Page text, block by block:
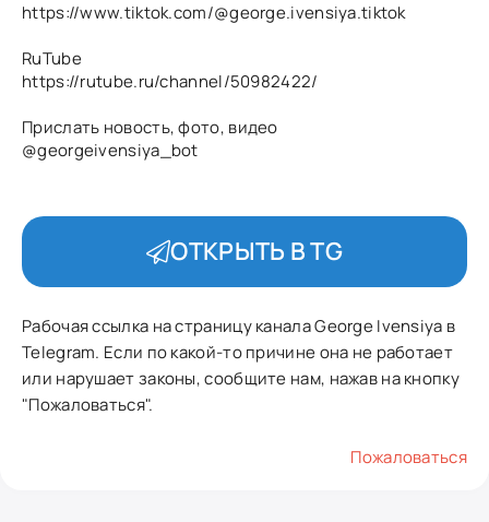
https://www.tiktok.com/@george.ivensiya.tiktok
RuTube
https://rutube.ru/channel/50982422/
Прислать новость, фото, видео
@georgeivensiya_bot
ОТКРЫТЬ В TG
Рабочая ссылка на страницу канала George Ivensiya в
Telegram. Если по какой-то причине она не работает
или нарушает законы, сообщите нам, нажав на кнопку
"Пожаловаться".
Пожаловаться